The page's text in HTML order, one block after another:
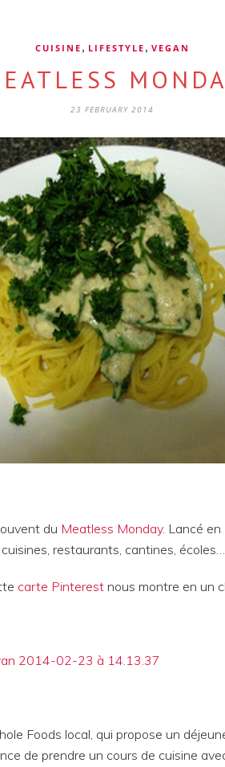
CUISINE , LIFESTYLE , VEGAN
23 FEBRUARY 2014
du Meatless Monday. Lancé
restaurants, cantines, écoles…
carte Pinterest nous montre en un
Foods local, qui propose un
de prendre un cours de cuisine